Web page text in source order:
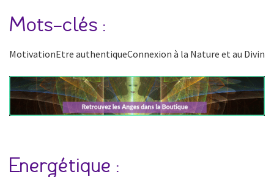
Mots-clés :
MotivationEtre authentiqueConnexion à la Nature et au Divin
Energétique :